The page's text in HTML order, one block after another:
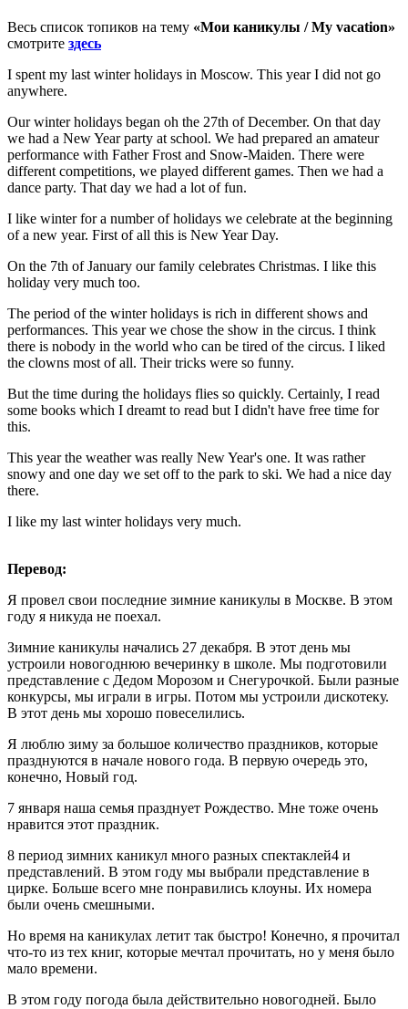
Весь список топиков на тему «Мои каникулы / My vacation»
смотрите здесь
I spent my last winter holidays in Moscow. This year I did not go
anywhere.
Our winter holidays began oh the 27th of December. On that day
we had a New Year party at school. We had prepared an amateur
performance with Father Frost and Snow-Maiden. There were
different competitions, we played different games. Then we had a
dance party. That day we had a lot of fun.
I like winter for a number of holidays we celebrate at the beginning
of a new year. First of all this is New Year Day.
On the 7th of January our family celebrates Christmas. I like this
holiday very much too.
The period of the winter holidays is rich in different shows and
performances. This year we chose the show in the circus. I think
there is nobody in the world who can be tired of the circus. I liked
the clowns most of all. Their tricks were so funny.
But the time during the holidays flies so quickly. Certainly, I read
some books which I dreamt to read but I didn't have free time for
this.
This year the weather was really New Year's one. It was rather
snowy and one day we set off to the park to ski. We had a nice day
there.
I like my last winter holidays very much.
Перевод:
Я провел свои последние зимние каникулы в Москве. В этом
году я никуда не поехал.
Зимние каникулы начались 27 декабря. В этот день мы
устроили новогоднюю вечеринку в школе. Мы подготовили
представление с Дедом Морозом и Снегурочкой. Были разные
конкурсы, мы играли в игры. Потом мы устроили дискотеку.
В этот день мы хорошо повеселились.
Я люблю зиму за большое количество праздников, которые
празднуются в начале нового года. В первую очередь это,
конечно, Новый год.
7 января наша семья празднует Рождество. Мне тоже очень
нравится этот праздник.
8 период зимних каникул много разных спектаклей4 и
представлений. В этом году мы выбрали представление в
цирке. Больше всего мне понравились клоуны. Их номера
были очень смешными.
Но время на каникулах летит так быстро! Конечно, я прочитал
что-то из тех книг, которые мечтал прочитать, но у меня было
мало времени.
В этом году погода была действительно новогодней. Было